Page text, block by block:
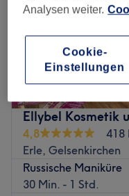
Sonntag
Die Queen ist ein
Gelsenkirchen
Vielzahl von
zugeschnitten sind.
Unser erfahrenes
Bereich Nageldesign,
Massagen sowie
hygienischen und
Ellybel Kosmetik
4,8
418
Erle, Gelsenkirchen
Russische Maniküre
30 Min. - 1 Std.
Analysen weiter.
Cookie-
Einstellungen